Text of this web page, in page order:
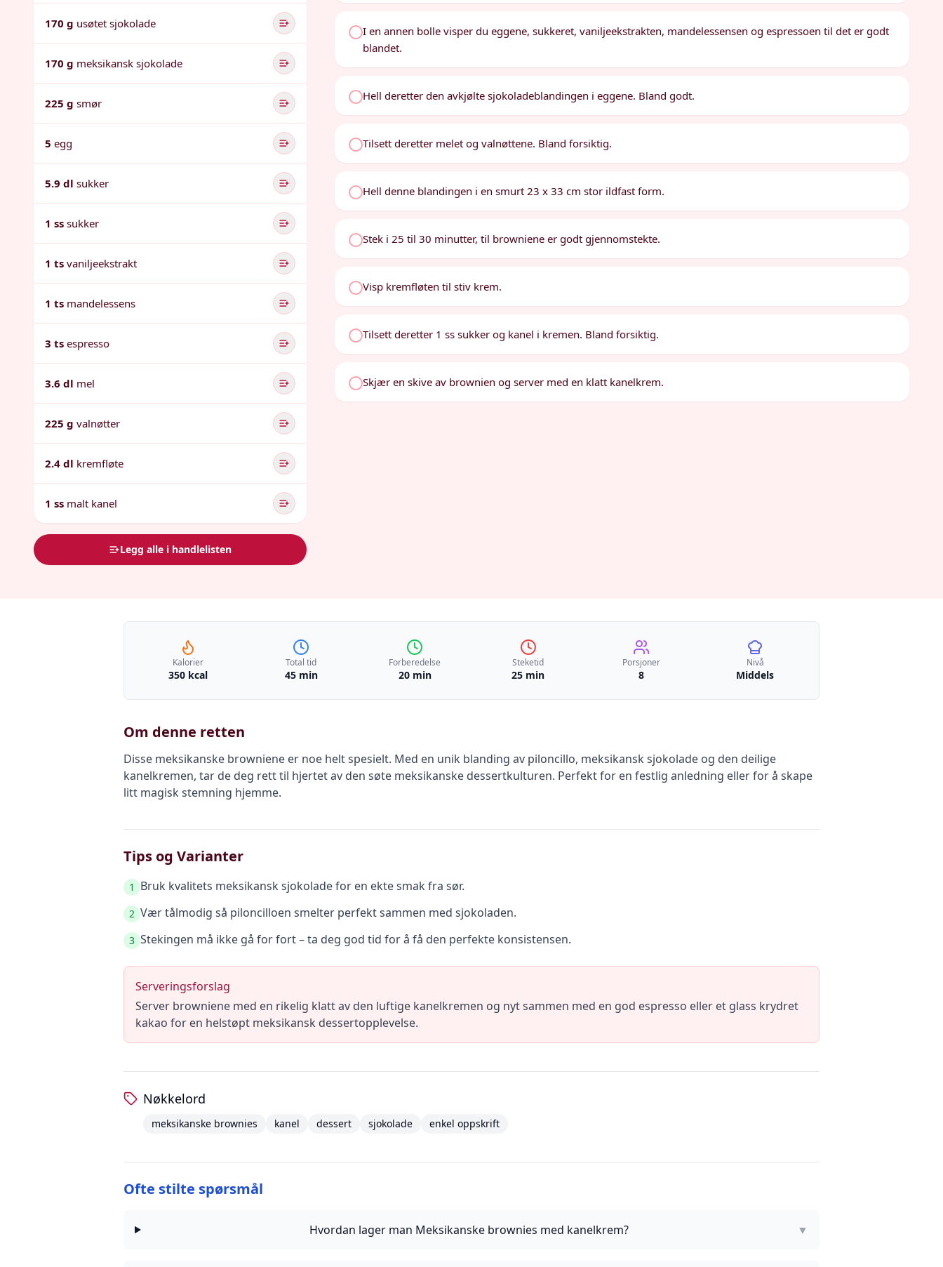
170 g usøtet sjokolade
170 g meksikansk sjokolade
225 g smør
5 egg
5.9 dl sukker
1 ss sukker
1 ts vaniljeekstrakt
1 ts mandelessens
3 ts espresso
3.6 dl mel
225 g valnøtter
2.4 dl kremfløte
1 ss malt kanel
Legg alle i handlelisten
I en annen bolle visper du eggene, sukkeret, vaniljeekstrakten, mandelessensen og espressoen til det er godt
blandet.
Hell deretter den avkjølte sjokoladeblandingen i eggene. Bland godt.
Tilsett deretter melet og valnøttene. Bland forsiktig.
Hell denne blandingen i en smurt 23 x 33 cm stor ildfast form.
Stek i 25 til 30 minutter, til browniene er godt gjennomstekte.
Visp kremfløten til stiv krem.
Tilsett deretter 1 ss sukker og kanel i kremen. Bland forsiktig.
Skjær en skive av brownien og server med en klatt kanelkrem.
Kalorier
350 kcal
Total tid
45 min
Forberedelse
20 min
Steketid
25 min
Porsjoner
8
Nivå
Middels
Om denne retten
Disse meksikanske browniene er noe helt spesielt. Med en unik blanding av piloncillo, meksikansk sjokolade og den deilige
kanelkremen, tar de deg rett til hjertet av den søte meksikanske dessertkulturen. Perfekt for en festlig anledning eller for å skape
litt magisk stemning hjemme.
Tips og Varianter
1 Bruk kvalitets meksikansk sjokolade for en ekte smak fra sør.
2 Vær tålmodig så piloncilloen smelter perfekt sammen med sjokoladen.
3 Stekingen må ikke gå for fort – ta deg god tid for å få den perfekte konsistensen.
Serveringsforslag
Server browniene med en rikelig klatt av den luftige kanelkremen og nyt sammen med en god espresso eller et glass krydret
kakao for en helstøpt meksikansk dessertopplevelse.
Nøkkelord
meksikanske brownies kanel dessert sjokolade enkel oppskrift
Ofte stilte spørsmål
Hvordan lager man Meksikanske brownies med kanelkrem? ▼